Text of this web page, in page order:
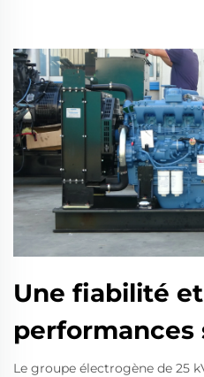
Une fiabilité
performances
Le groupe électrogène de 25